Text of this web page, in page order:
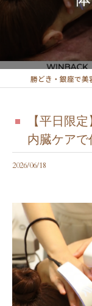
【平日限
内臓ケア
2026/06/18